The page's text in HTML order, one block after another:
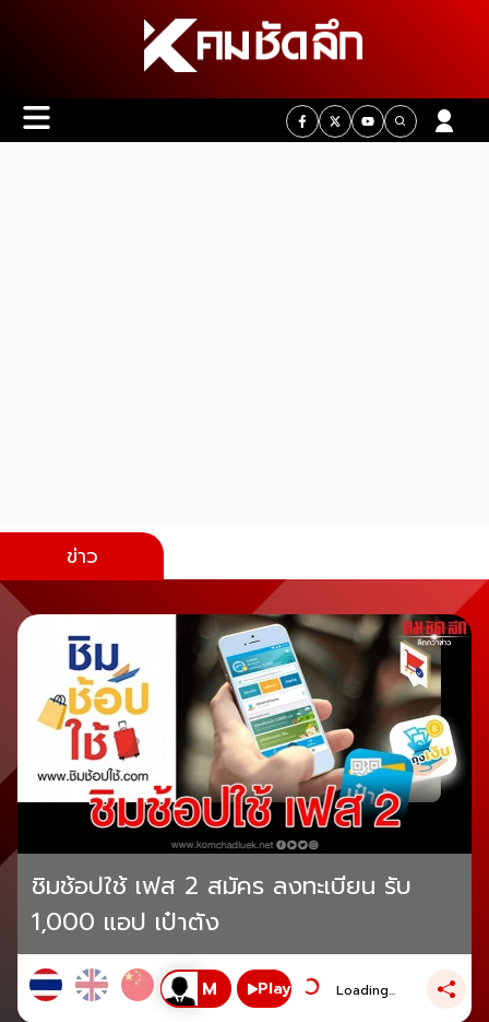
ข่าว
ชิมช้อปใช้ เฟส 2 สมัคร ลงทะเบียน รับ
1,000 แอป เป๋าตัง
Play Loading...